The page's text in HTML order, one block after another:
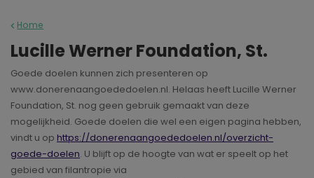
Home
Lucille Werner Foundation, St.
Goede doelen kunnen zich presenteren op
www.donerenaangoededoelen.nl. Helaas heeft Lucille Werner
Foundation, St. nog geen gebruik gemaakt van deze
mogelijkheid. Goede doelen die wel een eigen pagina hebben,
vindt u op https://donerenaangoededoelen.nl/overzicht-
goede-doelen. U blijft op de hoogte van wat er speelt op het
gebied van filantropie via